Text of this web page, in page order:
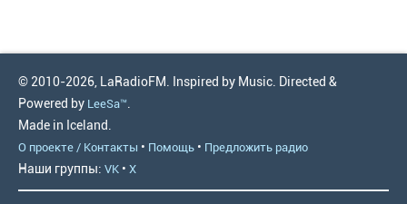
© 2010-2026, LaRadioFM. Inspired by Music. Directed &
Powered by LeeSa™.
Made in Iceland.
О проекте / Контакты • Помощь • Предложить радио
Наши группы: VK • X